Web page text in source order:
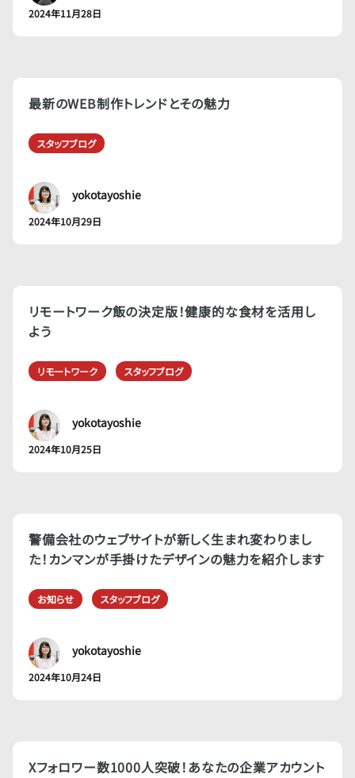
2024年11月28日
最新のWEB制作トレンドとその魅力
スタッフブログ
yokotayoshie
2024年10月29日
リモートワーク飯の決定版！健康的な食材を活用し
よう
リモートワーク スタッフブログ
yokotayoshie
2024年10月25日
警備会社のウェブサイトが新しく生まれ変わりまし
た！カンマンが手掛けたデザインの魅力を紹介します
お知らせ スタッフブログ
yokotayoshie
2024年10月24日
Xフォロワー数1000人突破！あなたの企業アカウント